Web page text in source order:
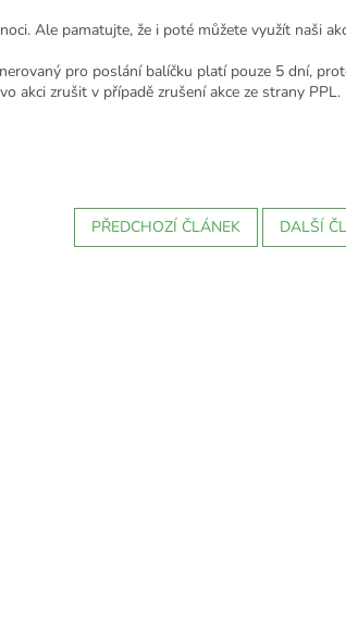
Ale pamatujte, že i poté můžete využít naši
pro poslání balíčku platí pouze 5 dní,
akci zrušit v případě zrušení akce ze strany PPL.
PŘEDCHOZÍ ČLÁNEK DALŠÍ